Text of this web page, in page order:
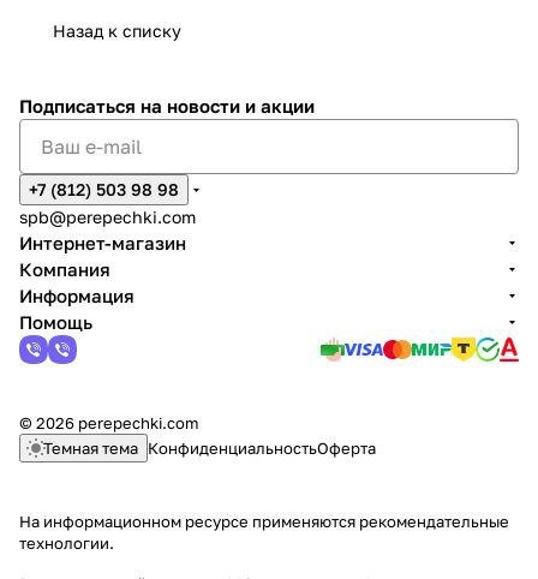
Назад к списку
Подписаться на новости и акции
+7 (812) 503 98 98
spb@perepechki.com
Интернет-магазин
Компания
Информация
Помощь
© 2026 perepechki.com
Темная тема КонфиденциальностьОферта
На информационном ресурсе применяются рекомендательные
технологии.